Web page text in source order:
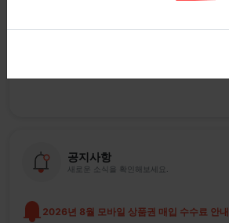
공지사항
새로운 소식을 확인해보세요.
2026년 8월 모바일 상품권 매입 수수료 안내